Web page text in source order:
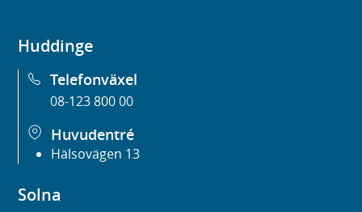
Huddinge
Telefonväxel
08-123 800 00
Huvudentré
Hälsovägen 13
Solna